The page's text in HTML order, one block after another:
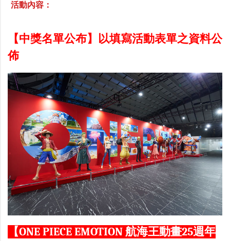
活動內容：
【中獎名單公布】以填寫活動表單之資料公
佈
【ONE PIECE EMOTION 航海王動畫25週年